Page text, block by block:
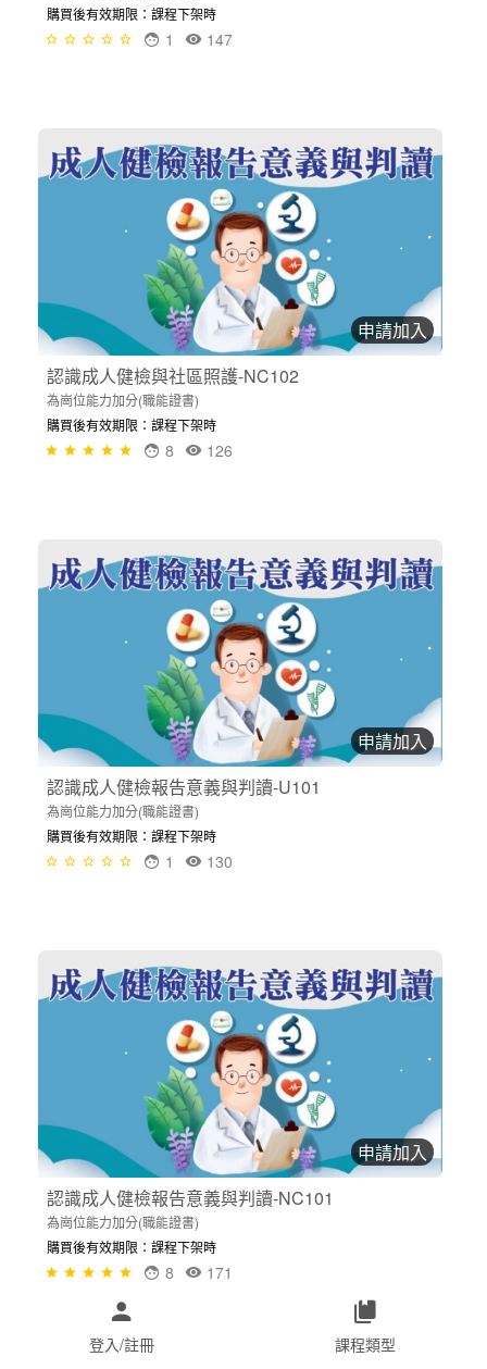
購買後有效期限：課程下架時
147
1
申請加入
認識成人健檢與社區照護-NC102
為崗位能力加分(職能證書)
購買後有效期限：課程下架時
126
8
申請加入
認識成人健檢報告意義與判讀-U101
為崗位能力加分(職能證書)
購買後有效期限：課程下架時
130
1
申請加入
認識成人健檢報告意義與判讀-NC101
為崗位能力加分(職能證書)
購買後有效期限：課程下架時
171
8
登入/註冊 課程類型